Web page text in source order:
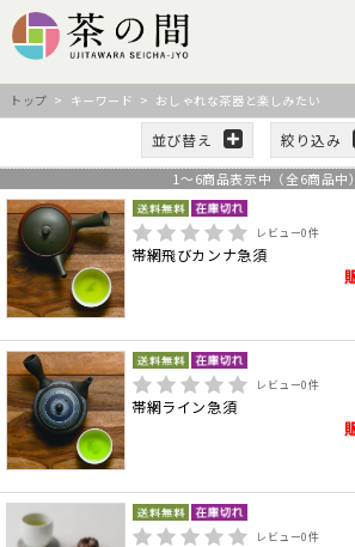
トップ > キーワード > おしゃれな茶器と楽しみたい
並び替え 絞り込み
1 ～6商品表示中（全6商品中）
レビュー0件
帯網飛びカンナ急須
レビュー0件
帯網ライン急須
レビュー0件